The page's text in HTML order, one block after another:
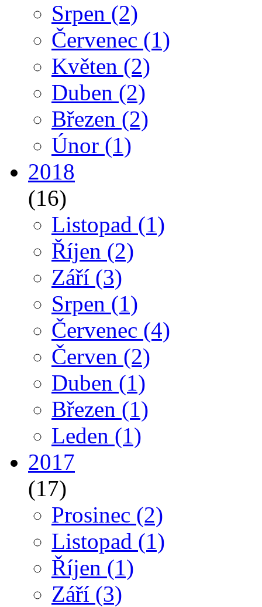
Srpen (2)
Červenec (1)
Květen (2)
Duben (2)
Březen (2)
Únor (1)
2018
(16)
Listopad (1)
Říjen (2)
Září (3)
Srpen (1)
Červenec (4)
Červen (2)
Duben (1)
Březen (1)
Leden (1)
2017
(17)
Prosinec (2)
Listopad (1)
Říjen (1)
Září (3)